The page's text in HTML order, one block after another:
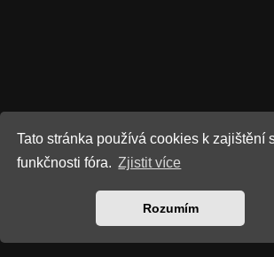
Tato stránka používá cookies k zajištění
funkčnosti fóra. Zjistit více
Rozumím